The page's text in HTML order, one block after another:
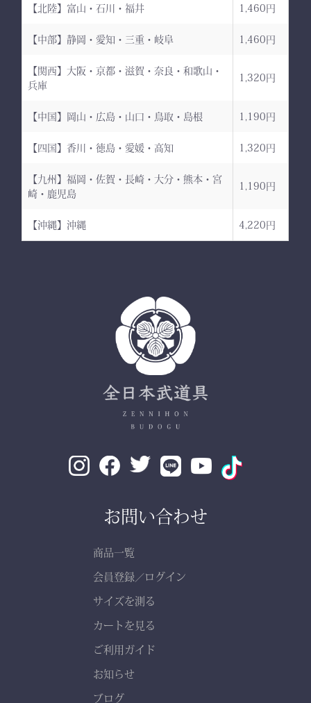
【北陸】富山・石川・福井 1,460円
【中部】静岡・愛知・三重・岐阜 1,460円
【関西】大阪・京都・滋賀・奈良・和歌山・
兵庫
1,320円
【中国】岡山・広島・山口・鳥取・島根 1,190円
【四国】香川・徳島・愛媛・高知 1,320円
【九州】福岡・佐賀・長崎・大分・熊本・宮
崎・鹿児島
1,190円
【沖縄】沖縄 4,220円
商品一覧
会員登録／ログイン
サイズを測る
カートを見る
ご利用ガイド
お知らせ
ブログ
お問い合わせ